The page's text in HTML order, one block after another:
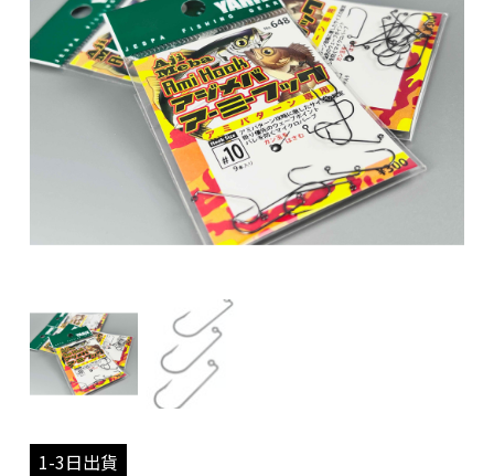
1-3日出貨